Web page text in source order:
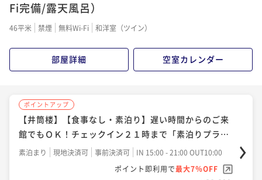
¥74,800~
2名 ¥ 69,564 ~
ポイントアップ
【井筒楼】【菜食を愉しむ】厳選野菜をふんだんに！
カラダに優しい料理でデトックスのひと時「ヴィーガ
ン会席プラン」
二食付き 現地決済可 事前決済可
IN 15:00 - 19:00 OUT10:00
ポイント即利用で 最大7％OFF
夕食スタンダード「お糸路プラン」【Relux限定】
二食付き 現地決済可
¥57,200~
2名 ¥ 47,476 ~
ポイントアップ
【井筒楼】【早期割60】10％OFF！鮮度抜群の新鮮魚
貝！２食付スタンダード「お糸路プラン」
二食付き 事前決済可
IN 15:00 - 19:00 OUT10:00
ポイント即利用で最大7％OFF
Fi完備/露天風呂）
46平米 禁煙 無料Wi-Fi 和洋室（ツイン）
部屋詳細 空室カレンダー
ポイントアップ
【井筒楼】【食事なし・素泊り】遅い時間からのご来
館でもＯＫ！チェックイン２１時まで「素泊りプラ
ン」
素泊まり 現地決済可 事前決済可
IN 15:00 - 21:00 OUT10:00
ポイント即利用で最大7％OFF